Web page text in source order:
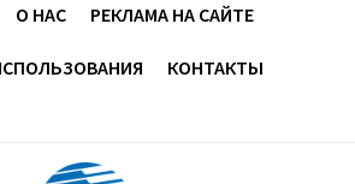
взаимную торговлю –
О НАС РЕКЛАМА НА САЙТЕ
КОНТАКТЫ